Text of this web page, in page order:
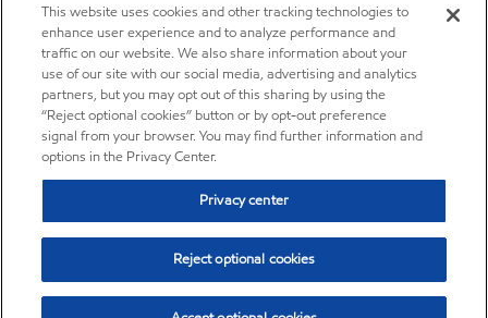
This website uses cookies and other tracking technologies to
enhance user experience and to analyze performance and
traffic on our website. We also share information about your
use of our site with our social media, advertising and analytics
partners, but you may opt out of this sharing by using the
“Reject optional cookies” button or by opt-out preference
signal from your browser. You may find further information and
options in the Privacy Center.
Privacy center
Reject optional cookies